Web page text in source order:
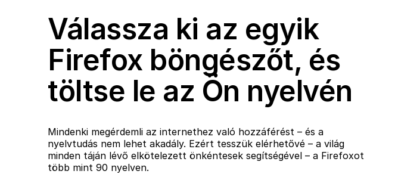
Válassza ki az egyik
Firefox böngészőt, és
töltse le az Ön nyelvén
Mindenki megérdemli az internethez való hozzáférést – és a
nyelvtudás nem lehet akadály. Ezért tesszük elérhetővé – a világ
minden táján lévő elkötelezett önkéntesek segítségével – a Firefoxot
több mint 90 nyelven.